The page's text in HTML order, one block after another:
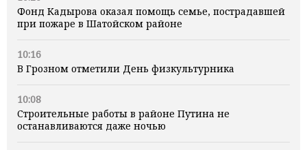
Фонд Кадырова оказал помощь семье, пострадавшей
при пожаре в Шатойском районе
10:16
В Грозном отметили День физкультурника
10:08
Строительные работы в районе Путина не
останавливаются даже ночью